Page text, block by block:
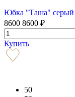
Юбка "Таша" серый
8600 8600 ₽
Купить
50